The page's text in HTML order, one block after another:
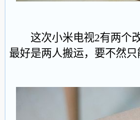
这次小米电视2有两个改
最好是两人搬运，要不然只